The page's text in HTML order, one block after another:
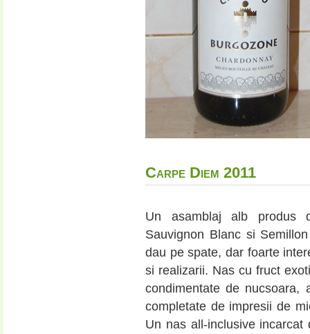
Carpe Diem 2011
Un asamblaj alb
Sauvignon Blanc si
dau pe spate, dar foarte
si realizarii. Nas cu fruct
condimentate de nucsoara,
completate de impresii de
Un nas all-inclusive